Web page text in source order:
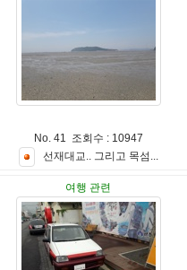
No. 41 조회수 : 10947
선재대 교.. 그리 고 목섬 ...
여행 관련